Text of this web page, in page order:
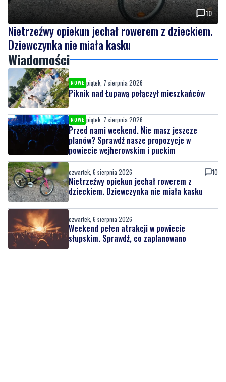
10
Nietrzeźwy opiekun jechał rowerem z dzieckiem.
Dziewczynka nie miała kasku
Wiadomości
NOWE piątek, 7 sierpnia 2026
Piknik nad Łupawą połączył mieszkańców
NOWE piątek, 7 sierpnia 2026
Przed nami weekend. Nie masz jeszcze
planów? Sprawdź nasze propozycje w
powiecie wejherowskim i puckim
czwartek, 6 sierpnia 2026 10
Nietrzeźwy opiekun jechał rowerem z
dzieckiem. Dziewczynka nie miała kasku
czwartek, 6 sierpnia 2026
Weekend pełen atrakcji w powiecie
słupskim. Sprawdź, co zaplanowano